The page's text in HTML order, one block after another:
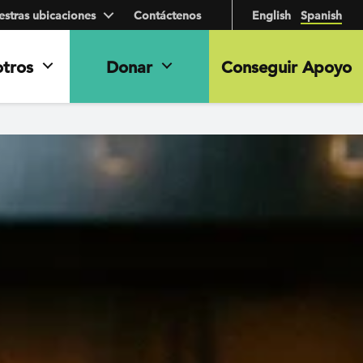
English Spanish
Donar Conseguir Apoyo
ubicaciones Contáctenos